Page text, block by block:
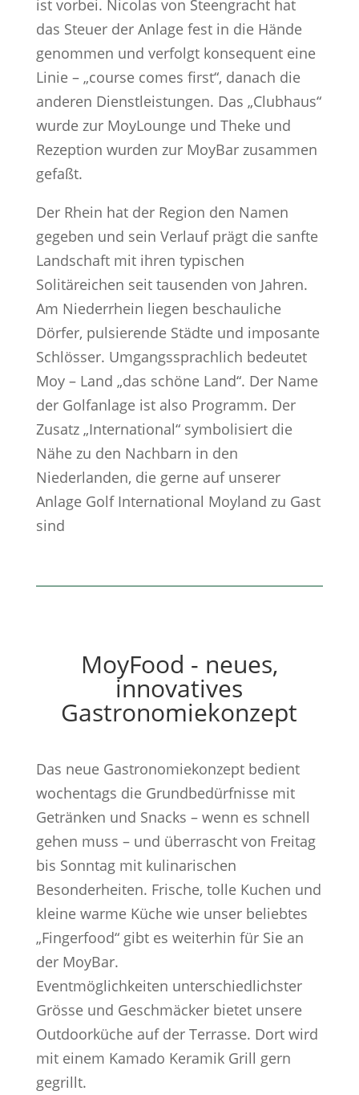
ist vorbei. Nicolas von Steengracht hat
das Steuer der Anlage fest in die Hände
genommen und verfolgt konsequent eine
Linie – „course comes first“, danach die
anderen Dienstleistungen. Das „Clubhaus“
wurde zur MoyLounge und Theke und
Rezeption wurden zur MoyBar zusammen
gefaßt.
Der Rhein hat der Region den Namen
gegeben und sein Verlauf prägt die sanfte
Landschaft mit ihren typischen
Solitäreichen seit tausenden von Jahren.
Am Niederrhein liegen beschauliche
Dörfer, pulsierende Städte und imposante
Schlösser. Umgangssprachlich bedeutet
Moy – Land „das schöne Land“. Der Name
der Golfanlage ist also Programm. Der
Zusatz „International“ symbolisiert die
Nähe zu den Nachbarn in den
Niederlanden, die gerne auf unserer
Anlage Golf International Moyland zu Gast
sind
MoyFood - neues,
innovatives
Gastronomiekonzept
Das neue Gastronomiekonzept bedient
wochentags die Grundbedürfnisse mit
Getränken und Snacks – wenn es schnell
gehen muss – und überrascht von Freitag
bis Sonntag mit kulinarischen
Besonderheiten. Frische, tolle Kuchen und
kleine warme Küche wie unser beliebtes
„Fingerfood“ gibt es weiterhin für Sie an
der MoyBar.
Eventmöglichkeiten unterschiedlichster
Grösse und Geschmäcker bietet unsere
Outdoorküche auf der Terrasse. Dort wird
mit einem Kamado Keramik Grill gern
gegrillt.